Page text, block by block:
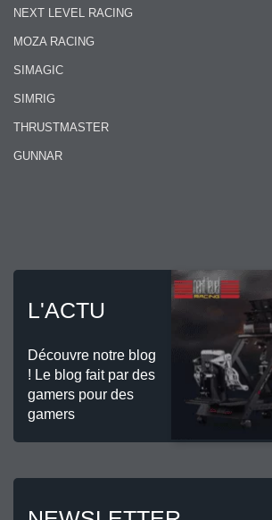
NEXT LEVEL RACING
MOZA RACING
SIMAGIC
SIMRIG
THRUSTMASTER
GUNNAR
L'ACTU
Découvre notre blog
! Le blog fait par des
gamers pour des
gamers